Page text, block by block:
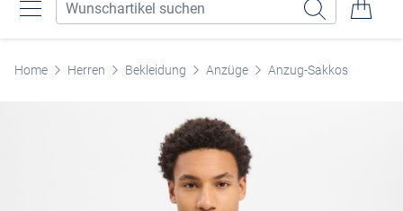
Home Herren Bekleidung Anzüge Anzug-Sakkos